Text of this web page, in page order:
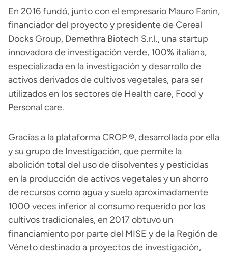
En 2016 fundó, junto con el empresario Mauro Fanin,
financiador del proyecto y presidente de Cereal
Docks Group, Demethra Biotech S.r.l., una startup
innovadora de investigación verde, 100% italiana,
especializada en la investigación y desarrollo de
activos derivados de cultivos vegetales, para ser
utilizados en los sectores de Health care, Food y
Personal care.
Gracias a la plataforma CROP ®, desarrollada por ella
y su grupo de Investigación, que permite la
abolición total del uso de disolventes y pesticidas
en la producción de activos vegetales y un ahorro
de recursos como agua y suelo aproximadamente
1000 veces inferior al consumo requerido por los
cultivos tradicionales, en 2017 obtuvo un
financiamiento por parte del MISE y de la Región de
Véneto destinado a proyectos de investigación,